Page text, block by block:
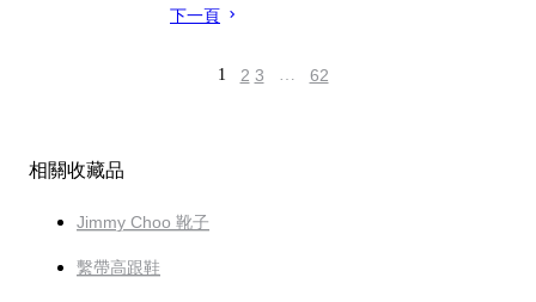
下一頁
1 2 3 … 62
相關收藏品
Jimmy Choo 靴子
繫帶高跟鞋